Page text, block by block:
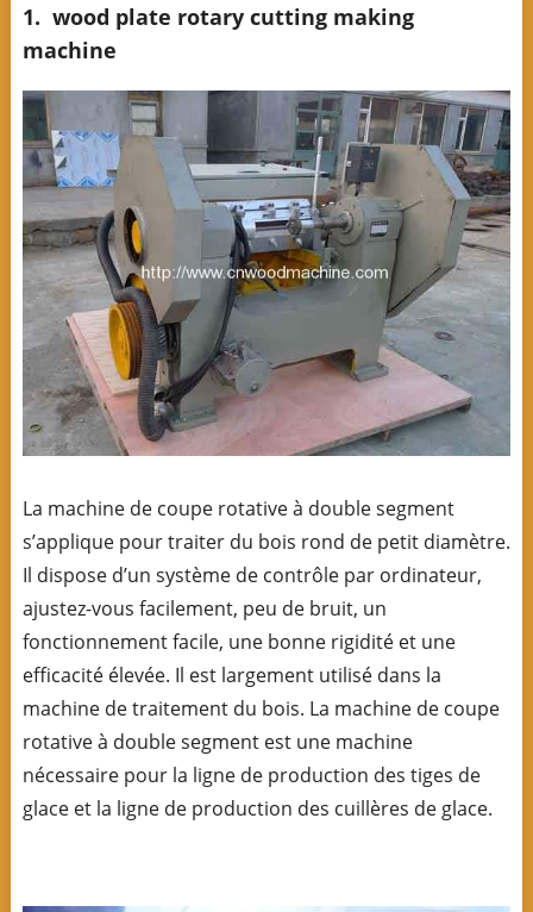
1. wood plate rotary cutting making
machine
La machine de coupe rotative à double segment
s’applique pour traiter du bois rond de petit diamètre.
Il dispose d’un système de contrôle par ordinateur,
ajustez-vous facilement, peu de bruit, un
fonctionnement facile, une bonne rigidité et une
efficacité élevée. Il est largement utilisé dans la
machine de traitement du bois. La machine de coupe
rotative à double segment est une machine
nécessaire pour la ligne de production des tiges de
glace et la ligne de production des cuillères de glace.